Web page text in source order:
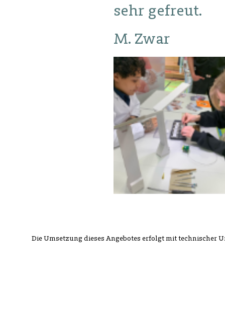
sehr gefreut.
M. Zwar
Die Umsetzung dieses Angebotes erfolgt mit technischer